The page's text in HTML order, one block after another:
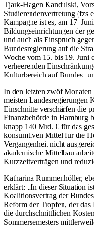
Tjark-Hagen Kandulski,
Studierendenvertretung (fzs
Kampagne ist es, am 17.
Bildungseinrichtungen der
und auch als Einspruch
Bundesregierung auf die
Woche vom 15. bis 19. Juni
verheerenden
Kulturbereich auf Bundes-
In den letzten zwöf
meisten Landesregierungen
Einschnitte verschärfen die
Finanzbehörde in Hamburg
knapp 140 Mrd. € für das
konsumtiven Mittel für die
Vergangenheit nicht
akademische Mittelbau
Kurzzeitverträgen und
Katharina Rummenhöller,
erklärt: „In dieser Situation
Koalitionsvertrag der
Reform der Tropfen, der
die durchschnittlichen
Sommersemesters